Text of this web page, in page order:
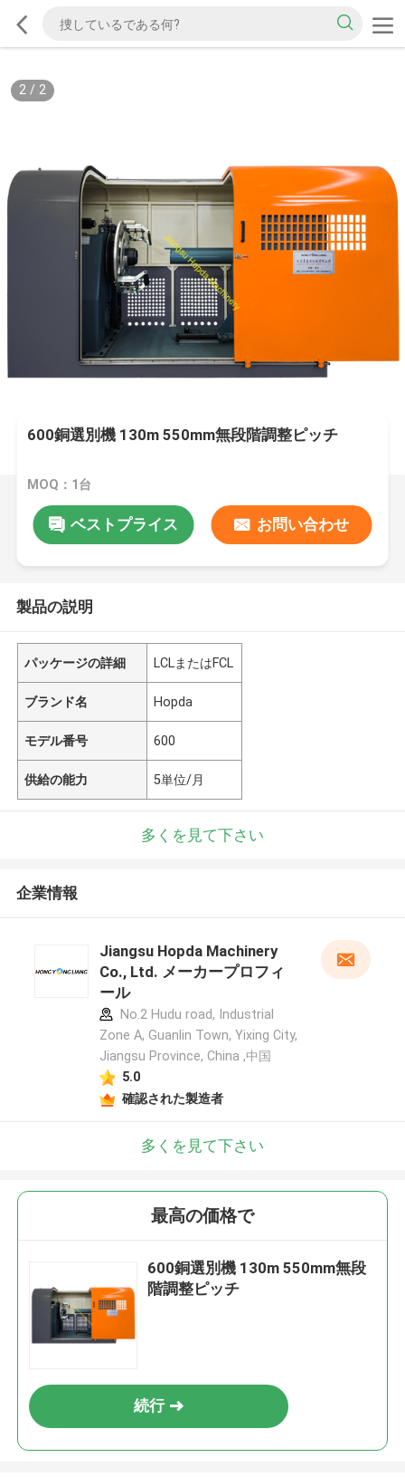
2/ 2
600銅選別機 130m 550mm無段階調整ピッチ
MOQ：1台
ベストプライス お問い合わせ
製品の説明
パッケージの詳細 LCLまたはFCL
ブランド名 Hopda
モデル番号 600
供給の能力 5単位/月
多くを見て下さい
企業情報
Jiangsu Hopda Machinery
Co., Ltd. メーカープロフィ
ール
No.2 Hudu road, Industrial
Zone A, Guanlin Town, Yixing City,
Jiangsu Province, China ,中国
5.0
確認された製造者
多くを見て下さい
最高の価格で
600銅選別機 130m 550mm無段
階調整ピッチ
続行